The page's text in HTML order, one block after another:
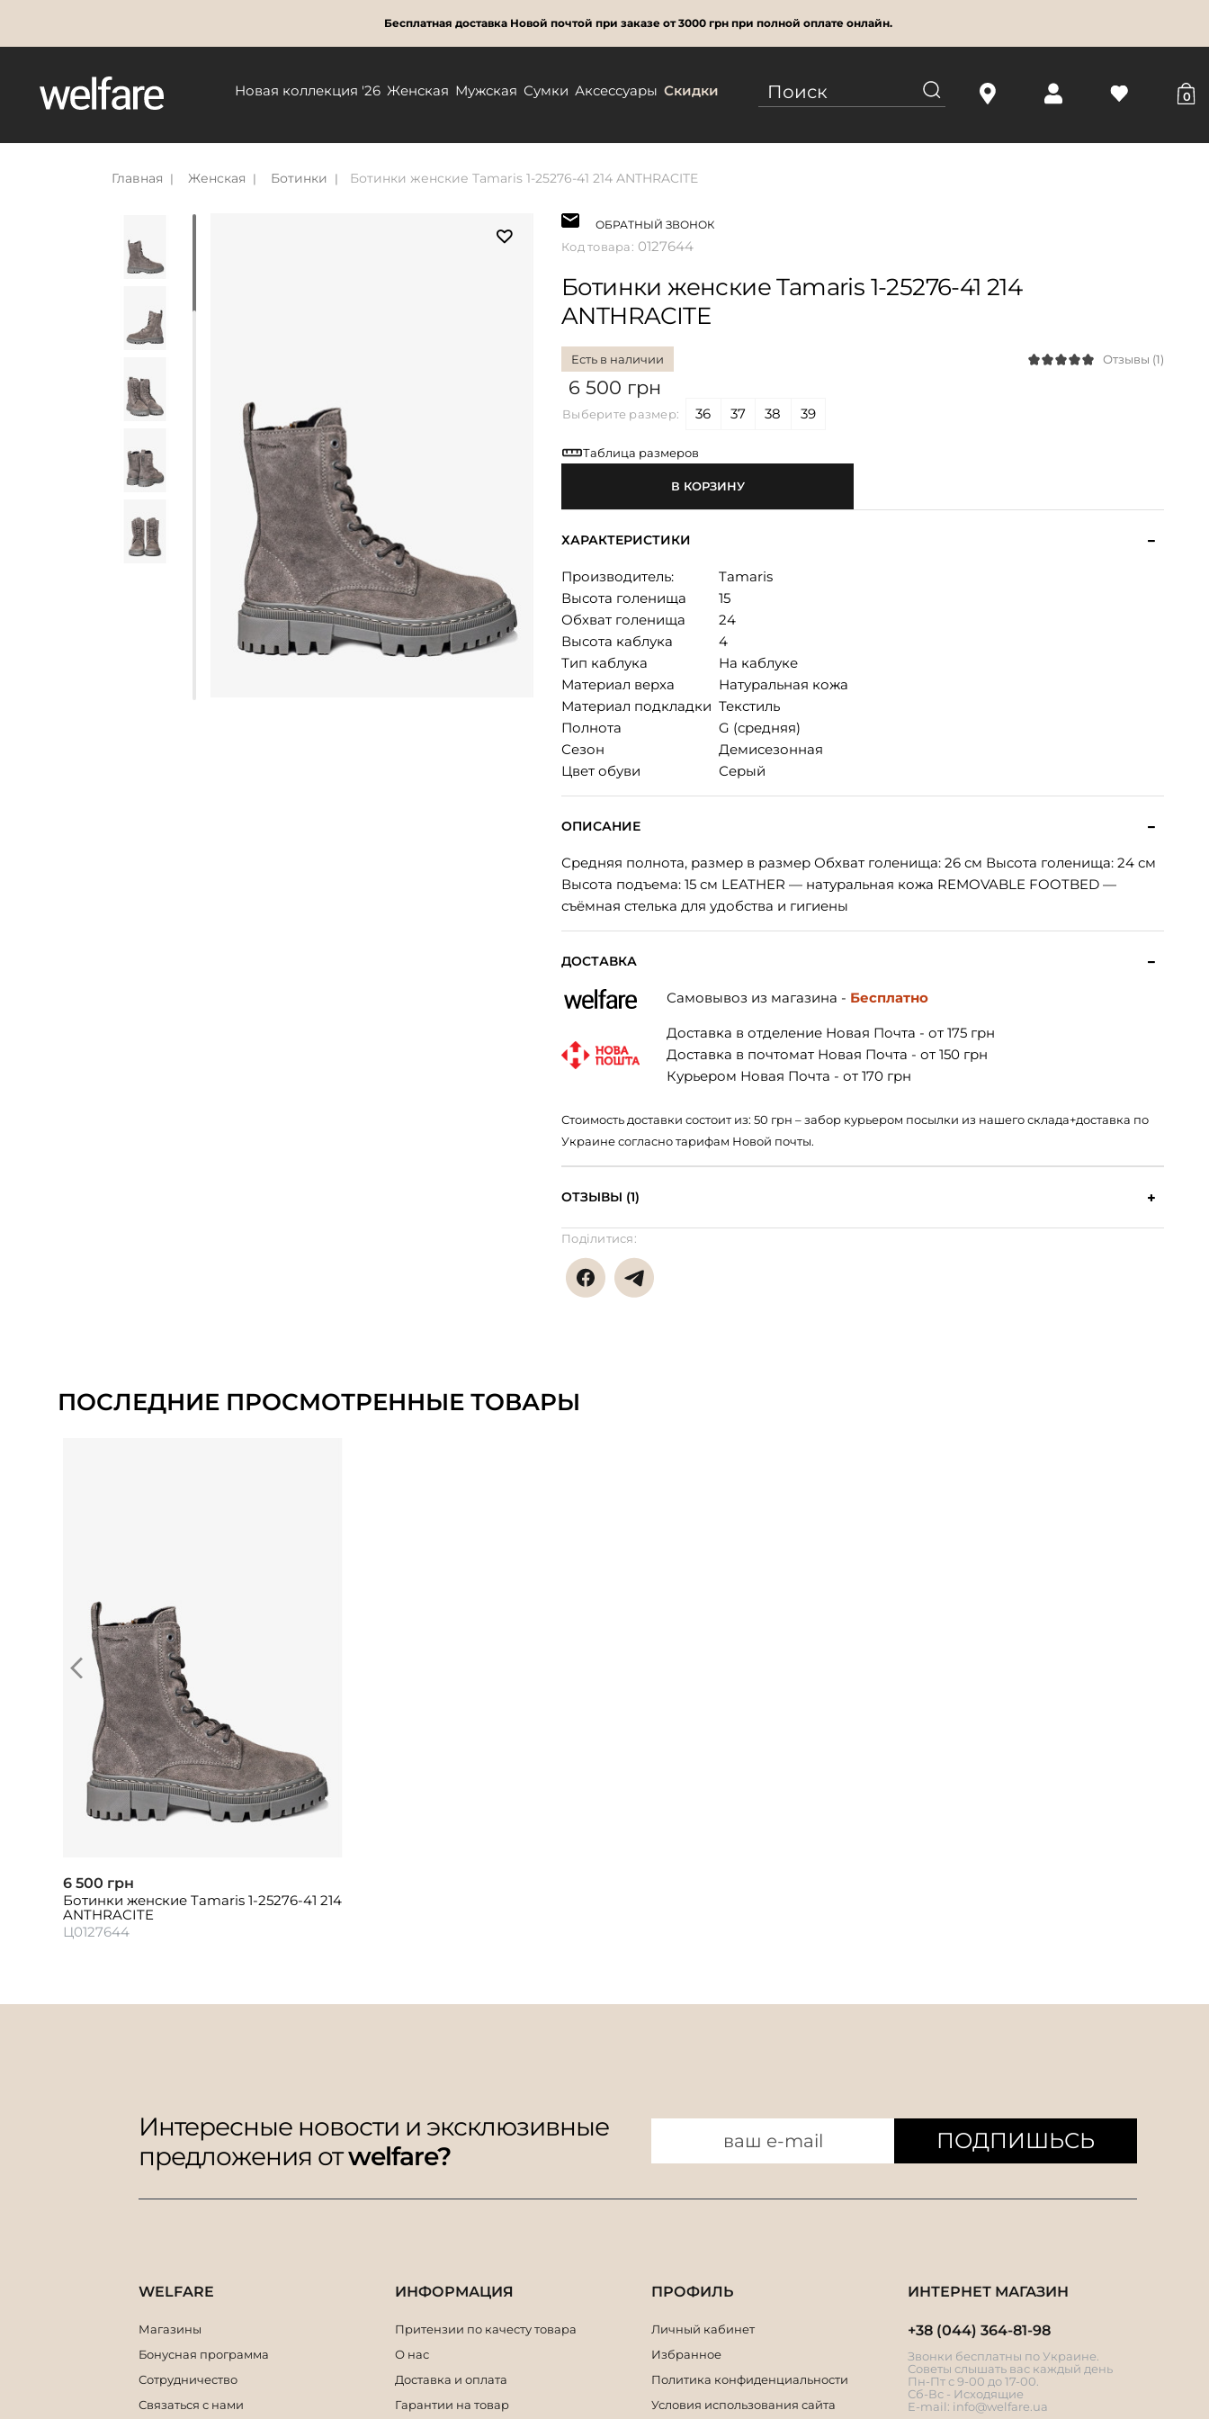
Бесплатная доставка Новой почтой при заказе от 3000 грн при полной оплате онлайн.
Новая коллекция '26 Женская Мужская Сумки Аксессуары Скидки 0
Главная Женская Ботинки Ботинки женские Tamaris 1-25276-41 214 ANTHRACITE
ОБРАТНЫЙ ЗВОНОК
Код товара: 0127644
Ботинки женские Tamaris 1-25276-41 214
ANTHRACITE
Есть в наличии Отзывы (1)
Выберите размер: 36 37 38 39
Таблица размеров
6 500 грн
В КОРЗИНУ
ХАРАКТЕРИСТИКИ
Производитель:
Tamaris
Высота голенища
15
Обхват голенища
24
Высота каблука
4
Тип каблука
На каблуке
Материал верха
Натуральная кожа
Материал подкладки Текстиль
Полнота
G (средняя)
Сезон
Демисезонная
Цвет обуви
Серый
ОПИСАНИЕ
Средняя полнота, размер в размер Обхват голенища: 26 см Высота голенища: 24 см
Высота подъема: 15 см LEATHER — натуральная кожа REMOVABLE FOOTBED —
съёмная стелька для удобства и гигиены
ДОСТАВКА
Самовывоз из магазина - Бесплатно
Доставка в отделение Новая Почта - от 175 грн
Доставка в почтомат Новая Почта - от 150 грн
Курьером Новая Почта - от 170 грн
Стоимость доставки состоит из: 50 грн – забор курьером посылки из нашего склада+доставка по
Украине согласно тарифам Новой почты.
ОТЗЫВЫ (1)
Поділитися:
ПОСЛЕДНИЕ ПРОСМОТРЕННЫЕ ТОВАРЫ
6 500 грн
Ботинки женские Tamaris 1-25276-41 214
ANTHRACITE
Ц0127644
Интересные новости и эксклюзивные
предложения отwelfare?
ПОДПИШЬСЬ
WELFARE
Магазины
Бонусная программа
Сотрудничество
Связаться с нами
ИНФОРМАЦИЯ
Притензии по качесту товара
О нас
Доставка и оплата
Гарантии на товар
ПРОФИЛЬ
Личный кабинет
Избранное
Политика конфиденциальности
Условия использования сайта
ИНТЕРНЕТ МАГАЗИН
+38 (044) 364-81-98
Звонки бесплатны по Украине.
Советы слышать вас каждый день
Пн-Пт с 9-00 до 17-00.
Сб-Вс - Исходящие
E-mail: info@welfare.ua